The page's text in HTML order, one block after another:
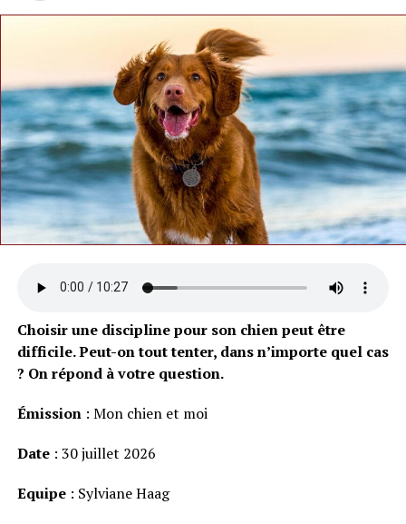
Choisir une discipline pour son chien peut être
difficile. Peut-on tout tenter, dans n’importe quel cas
? On répond à votre question.
Émission: Mon chien et moi
Date: 30 juillet 2026
Equipe: Sylviane Haag